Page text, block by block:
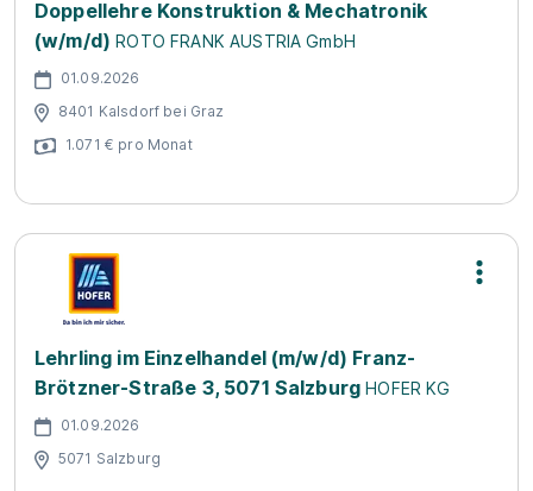
Doppellehre Konstruktion & Mechatronik
(w/m/d) ROTO FRANK AUSTRIA GmbH
01.09.2026
8401 Kalsdorf bei Graz
1.071 € pro Monat
Lehrling im Einzelhandel (m/w/d) Franz-
Brötzner-Straße 3, 5071 Salzburg HOFER KG
01.09.2026
5071 Salzburg